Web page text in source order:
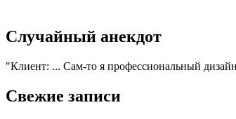
Случайный анекдот
Клиент: ... Сам-то я профессиональный
Свежие записи